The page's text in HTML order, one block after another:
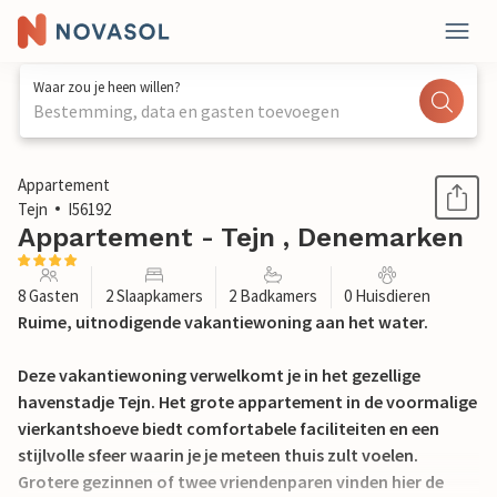
Waar zou je heen willen?
Bestemming, data en gasten toevoegen
1 / 22
Appartement
Tejn
I56192
Appartement - Tejn , Denemarken
8 Gasten 2 Slaapkamers 2 Badkamers 0 Huisdieren
Ruime, uitnodigende vakantiewoning aan het water.
Deze vakantiewoning verwelkomt je in het gezellige
havenstadje Tejn. Het grote appartement in de voormalige
vierkantshoeve biedt comfortabele faciliteiten en een
stijlvolle sfeer waarin je je meteen thuis zult voelen.
Grotere gezinnen of twee vriendenparen vinden hier de